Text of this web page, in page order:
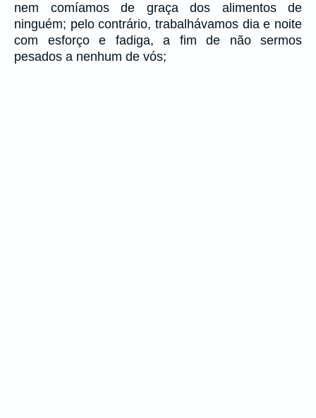
nem comíamos de graça dos alimentos de
ninguém; pelo contrário, trabalhávamos dia e noite
com esforço e fadiga, a fim de não sermos
pesados a nenhum de vós;